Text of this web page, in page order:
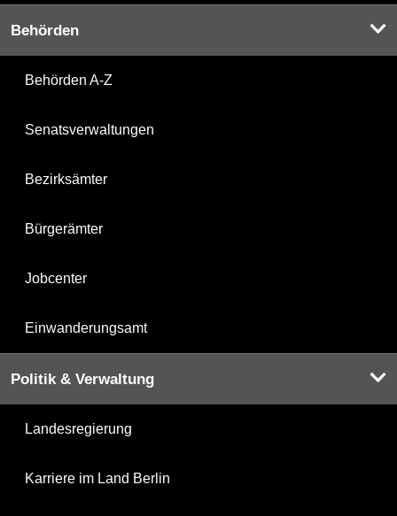
Behörden
Behörden A-Z
Senatsverwaltungen
Bezirksämter
Bürgerämter
Jobcenter
Einwanderungsamt
Politik & Verwaltung
Landesregierung
Karriere im Land Berlin